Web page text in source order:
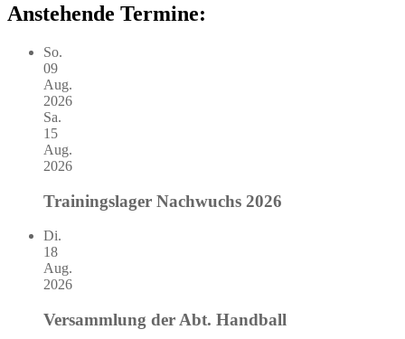
Anstehende Termine:
So.
09
Aug.
2026
Sa.
15
Aug.
2026
Trainingslager Nachwuchs 2026
Di.
18
Aug.
2026
Versammlung der Abt. Handball